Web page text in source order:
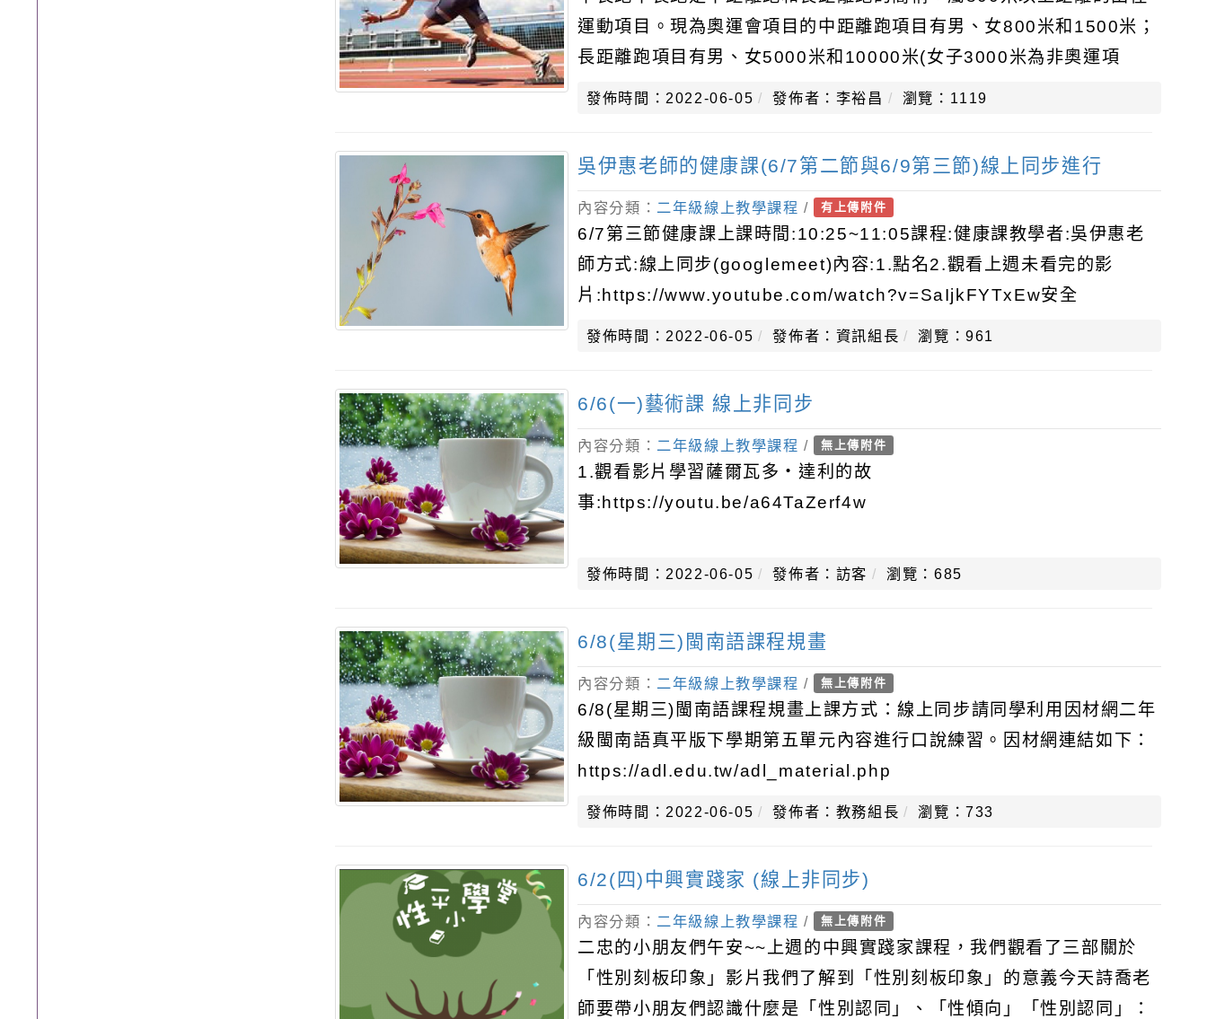
運動項目。現為奧運會項目的中距離跑項目有男、女800米和1500米；
長距離跑項目有男、女5000米和10000米(女子3000米為非奧運項
目)，另外還有男女馬拉松及3000米障礙賽。中
發佈時間：2022-06-05 發佈者：李裕昌 瀏覽：1119
吳伊惠老師的健康課(6/7第二節與6/9第三節)線上同步進行
內容分類： 二年級線上教學課程 / 有上傳附件
6/7第三節健康課上課時間:10:25~11:05課程:健康課教學者:吳伊惠老
師方式:線上同步(googlemeet)內容:1.點名2.觀看上週未看完的影
片:https://www.youtube.com/watch?v=SaIjkFYTxEw安全
發佈時間：2022-06-05 發佈者：資訊組長 瀏覽：961
6/6(一)藝術課 線上非同步
內容分類： 二年級線上教學課程 / 無上傳附件
1.觀看影片學習薩爾瓦多・達利的故
事:https://youtu.be/a64TaZerf4w
發佈時間：2022-06-05 發佈者：訪客 瀏覽：685
6/8(星期三)閩南語課程規畫
內容分類： 二年級線上教學課程 / 無上傳附件
6/8(星期三)閩南語課程規畫上課方式：線上同步請同學利用因材網二年
級閩南語真平版下學期第五單元內容進行口說練習。因材網連結如下：
https://adl.edu.tw/adl_material.php
發佈時間：2022-06-05 發佈者：教務組長 瀏覽：733
6/2(四)中興實踐家 (線上非同步)
內容分類： 二年級線上教學課程 / 無上傳附件
二忠的小朋友們午安~~上週的中興實踐家課程，我們觀看了三部關於
「性別刻板印象」影片我們了解到「性別刻板印象」的意義今天詩喬老
師要帶小朋友們認識什麼是「性別認同」、「性傾向」「性別認同」：